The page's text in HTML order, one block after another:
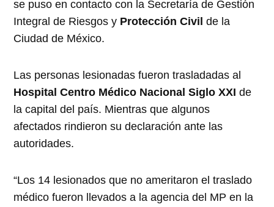
se puso en contacto con la Secretaría de Gestión
Integral de Riesgos y Protección Civil de la
Ciudad de México.
Las personas lesionadas fueron trasladadas al
Hospital Centro Médico Nacional Siglo XXI de
la capital del país. Mientras que algunos
afectados rindieron su declaración ante las
autoridades.
“Los 14 lesionados que no ameritaron el traslado
médico fueron llevados a la agencia del MP en la